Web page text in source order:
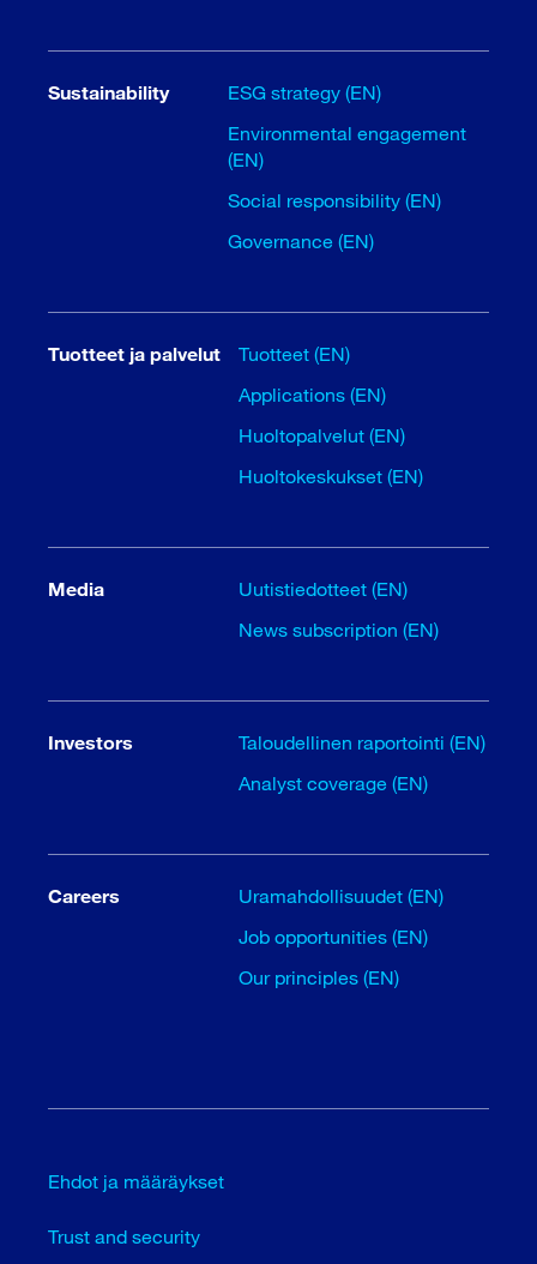
Sustainability
ESG strategy (EN)
Environmental engagement
(EN)
Social responsibility (EN)
Governance (EN)
Tuotteet ja palvelut
Tuotteet (EN)
Applications (EN)
Huoltopalvelut (EN)
Huoltokeskukset (EN)
Media
Uutistiedotteet (EN)
News subscription (EN)
Investors
Taloudellinen raportointi (EN)
Analyst coverage (EN)
Careers
Uramahdollisuudet (EN)
Job opportunities (EN)
Our principles (EN)
Ehdot ja määräykset
Trust and security